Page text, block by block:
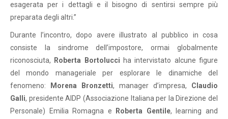
esagerata per i dettagli e il bisogno di sentirsi sempre più
preparata degli altri.”
Durante l’incontro, dopo avere illustrato al pubblico in cosa
consiste la sindrome dell’impostore, ormai globalmente
riconosciuta,
Roberta Bortolucci ha intervistato alcune figure
del mondo manageriale per esplorare le dinamiche del
fenomeno:
Morena Bronzetti, manager d’impresa, Claudio
Galli, presidente AIDP (Associazione Italiana per la Direzione del
Personale) Emilia Romagna e
Roberta Gentile, learning and